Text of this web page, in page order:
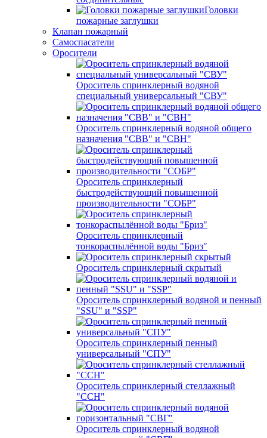
Головки
пожарные заглушки
Клапан пожарный
Самоспасатели
Оросители
Ороситель спринклерный водяной
специальный универсальный "СВУ"
Ороситель спринклерный водяной общего
назначения "СВВ" и "СВН"
Ороситель спринклерный
быстродействующий повышенной
производительности "СОБР"
Ороситель спринклерный
тонкораспылённой воды "Бриз"
Ороситель спринклерный скрытый
Ороситель спринклерный водяной и пенный
"SSU" и "SSP"
Ороситель спринклерный пенный
универсальный "СПУ"
Ороситель спринклерный стеллажный
"ССН"
Ороситель спринклерный водяной